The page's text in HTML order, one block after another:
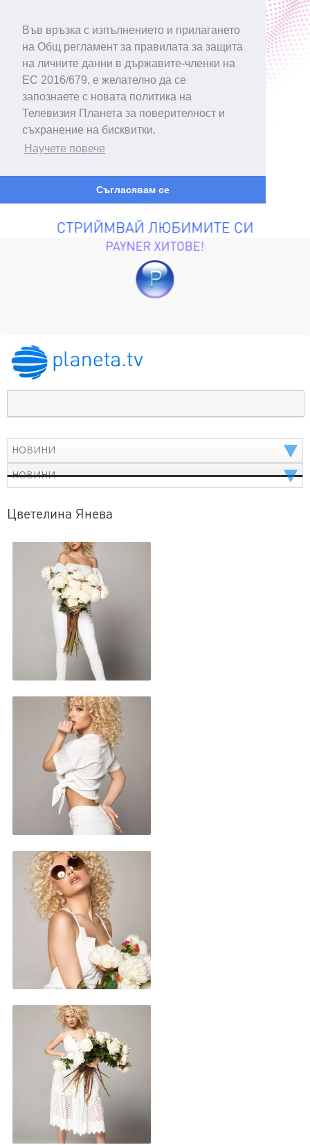
Във връзка с изпълнението и прилагането
на Общ регламент за правилата за защита
на личните данни в държавите-членки на
ЕС 2016/679, е желателно да се
запознаете с новата политика на
Телевизия Планета за поверителност и
съхранение на бисквитки.
Научете повече
Съгласявам се
Цветелина Янева